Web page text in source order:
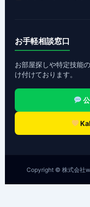
お手軽相談窓口
お部屋探しや特定技能
け付けております。
Copyright © 株式会社